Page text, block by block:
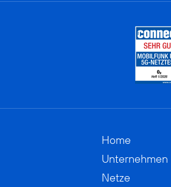
Home
Unternehmen
Netze